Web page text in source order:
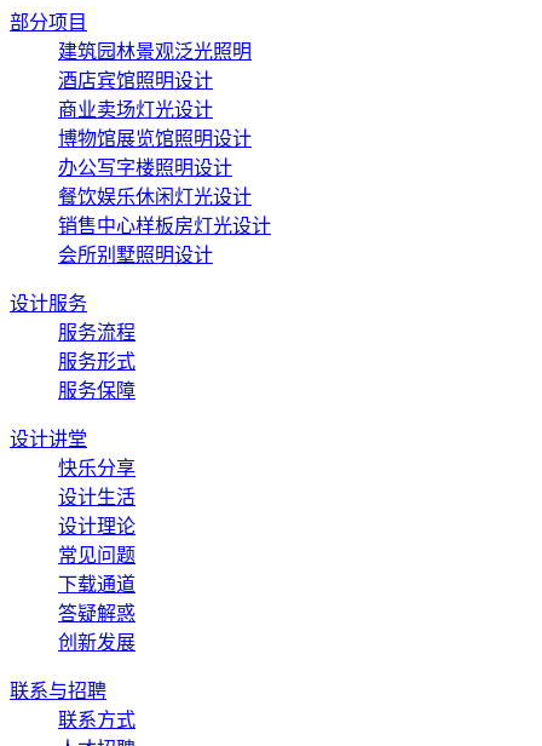
部分项目
建筑园林景观泛光照明
酒店宾馆照明设计
商业卖场灯光设计
博物馆展览馆照明设计
办公写字楼照明设计
餐饮娱乐休闲灯光设计
销售中心样板房灯光设计
会所别墅照明设计
设计服务
服务流程
服务形式
服务保障
设计讲堂
快乐分享
设计生活
设计理论
常见问题
下载通道
答疑解惑
创新发展
联系与招聘
联系方式